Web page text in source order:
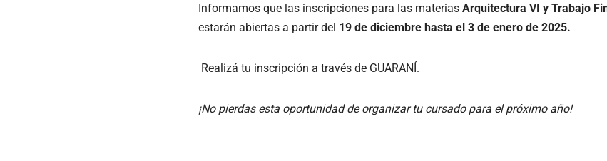
Informamos que las inscripciones para las materias Arquitectura VI y Trabajo
estarán abiertas a partir del 19 de diciembre hasta el 3 de enero de 2025.
️ Realizá tu inscripción a través de GUARANÍ.
¡No pierdas esta oportunidad de organizar tu cursado para el próximo año!